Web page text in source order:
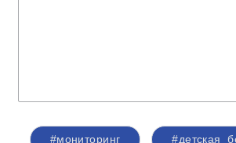
#мониторинг